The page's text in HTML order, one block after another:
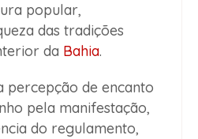
popular,
das tradições
da Bahia.
percepção de encanto
pela manifestação,
do regulamento,